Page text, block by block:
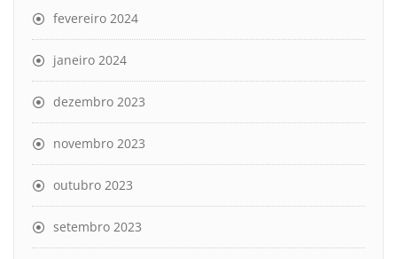
fevereiro 2024
janeiro 2024
dezembro 2023
novembro 2023
outubro 2023
setembro 2023